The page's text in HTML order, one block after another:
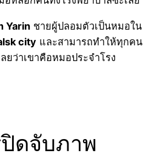
Yarin ชายผู้ปลอมตัวเป็นหมอใน
city และสามารถทำให้ทุกคน
ยว่าเขาคือหมอประจำโรง
ดจับภาพ